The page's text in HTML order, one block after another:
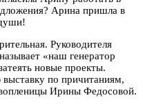
Арина пришла в
Руководителя
«наш генератор
новые проекты.
по причитаниям,
Ирины Федосовой.